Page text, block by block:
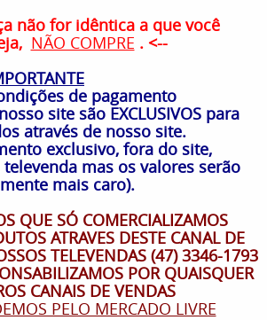
não for idêntica a que você
NÃO COMPRE . <--
de pagamento
site são EXCLUSIVOS para
através de nosso site.
exclusivo, fora do site,
mas os valores serão
mais caro).
QUE SÓ COMERCIALIZAMOS
ATRAVES DESTE CANAL DE
TELEVENDAS (47) 3346-1793
POR QUAISQUER
CANAIS DE VENDAS
PELO MERCADO LIVRE